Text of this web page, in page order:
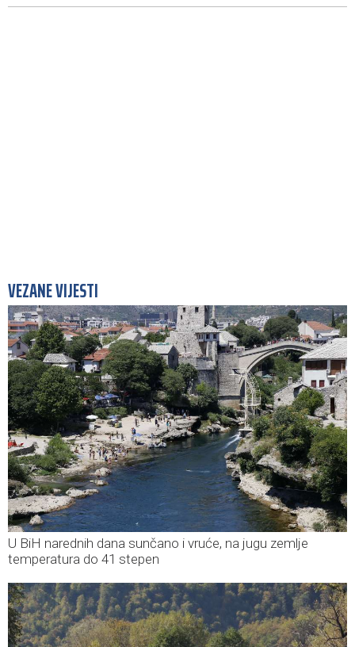
VEZANE VIJESTI
U BiH narednih dana sunčano i vruće, na jugu zemlje
temperatura do 41 stepen